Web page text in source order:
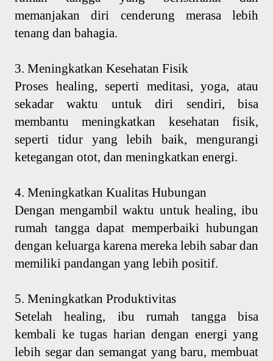
memanjakan diri cenderung merasa lebih
tenang dan bahagia.
3. Meningkatkan Kesehatan Fisik
Proses healing, seperti meditasi, yoga, atau
sekadar waktu untuk diri sendiri, bisa
membantu meningkatkan kesehatan fisik,
seperti tidur yang lebih baik, mengurangi
ketegangan otot, dan meningkatkan energi.
4. Meningkatkan Kualitas Hubungan
Dengan mengambil waktu untuk healing, ibu
rumah tangga dapat memperbaiki hubungan
dengan keluarga karena mereka lebih sabar dan
memiliki pandangan yang lebih positif.
5. Meningkatkan Produktivitas
Setelah healing, ibu rumah tangga bisa
kembali ke tugas harian dengan energi yang
lebih segar dan semangat yang baru, membuat